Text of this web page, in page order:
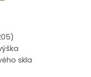
skla